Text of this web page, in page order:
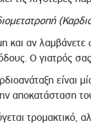
και αν λαμβάνετε
Ο γιατρός
είναι
αποκατάσταση
τρομακτικό,